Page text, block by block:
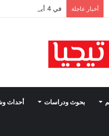
أخبار عاجلة في 4 أيام.. اتصالات مكثفة لفيدان تتناول جهود إنهاء الصراعات بالمنطقة
بحوث ودراسات أحداث